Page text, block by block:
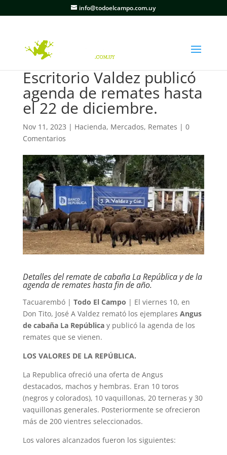
info@todoelcampo.com.uy
Escritorio Valdez publicó
agenda de remates hasta
el 22 de diciembre.
Nov 11, 2023 | Hacienda, Mercados, Remates | 0
Comentarios
Detalles del remate de cabaña La República y de la
agenda de remates hasta fin de año.
Tacuarembó | Todo El Campo | El viernes 10, en
Don Tito, José A Valdez remató los ejemplares Angus
de cabaña La Repúblicay publicó la agenda de los
remates que se vienen.
LOS VALORES DE LA REPÚBLICA.
La Republica ofreció una oferta de Angus
destacados, machos y hembras. Eran 10 toros
(negros y colorados), 10 vaquillonas, 20 terneras y 30
vaquillonas generales. Posteriormente se ofrecieron
más de 200 vientres seleccionados.
Los valores alcanzados fueron los siguientes: